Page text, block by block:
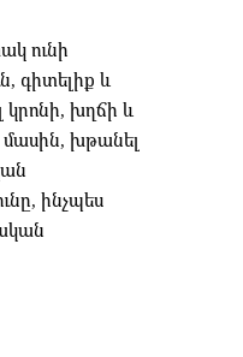
ունի
գիտելիք և
կրոնի, խղճի և
խթանել
ինչպես